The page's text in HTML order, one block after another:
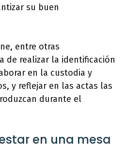
su buen
entre otras
de realizar la identificación
en la custodia y
y reflejar en las actas las
durante el
en una mesa